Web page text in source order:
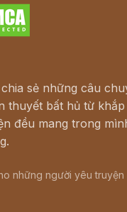
sẻ những câu
thuyết bất hủ từ
đều mang trong
những người yêu truyện